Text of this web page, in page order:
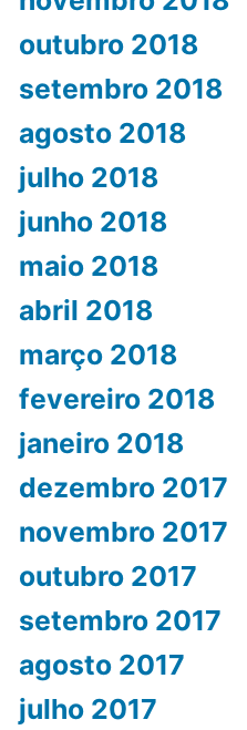
outubro 2018
setembro 2018
agosto 2018
julho 2018
junho 2018
maio 2018
abril 2018
março 2018
fevereiro 2018
janeiro 2018
dezembro 2017
novembro 2017
outubro 2017
setembro 2017
agosto 2017
julho 2017